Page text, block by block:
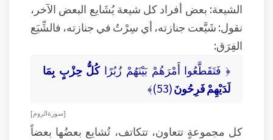
الشيعة: بعض أفراد كل شيعة يُشَايع البعض الآخر،
نقول: شَيَّعت جنازته، أي سِرْتُ في جنازته، فالشِّيَع
الفِرَق:
﴿ فَتَقَطَّعُوا أَمْرَهُمْ بَيْنَهُمْ زُبُرًاكُلُّ حِزْبٍ بِمَا
لَدَيْهِمْ فَرِحُونَ(53)﴾
[ سورة الروم ]
كل مجموعةٍ تتعاون، تتكاتف، تُشايع بعضُها بعضاً